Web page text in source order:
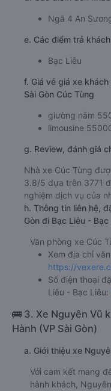
Ngã 4 An
e. Các điểm trả
Bạc Liêu
f. Giá vé giá xe
Sài Gòn Cúc Tùng
giường nằm
limousine
g. Review, đánh giá
Nhà xe Cúc Tùng
3.8/5 dựa trên 3771
nghiệm dịch vụ của
h. Thông tin liên hệ,
Gòn đi Bạc Liêu -
Văn phòng xe Cúc
Xem địa chỉ
https://
Số điện thoại
Liêu - Bạc Liêu:
🚌 3. Xe Nguyên Vũ
Hành (VP Sài Gòn)
a. Giới thiệu xe
Với cam kết mang
hành khách,